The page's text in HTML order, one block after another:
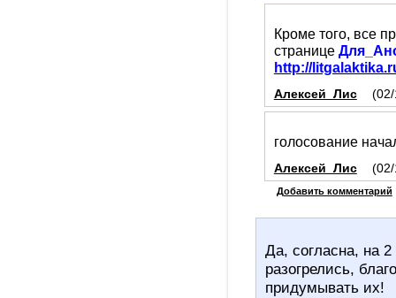
Кроме того, все
странице
http://
Алексей_Лис
голосование
Алексей_Лис
Добавить комментарий
Да, согласна, на
разогрелись,
придумывать их!